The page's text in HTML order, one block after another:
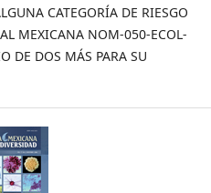
CATEGORÍA DE RIESGO
MEXICANA NOM-050-ECOL-
DE DOS MÁS PARA SU